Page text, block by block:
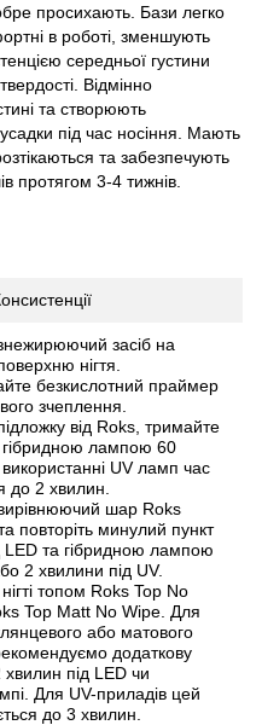
просихають. Бази легко
в роботі, зменшують
середньої густини
Відмінно
та створюють
під час носіння. Мають
та забезпечують
протягом 3-4 тижнів.
засіб на
нігтя.
безкислотний праймер
зчеплення.
від Roks, тримайте
гібридною лампою 60
UV ламп час
до 2 хвилин.
шар Roks
повторіть минулий пункт
та гібридною лампою
2 хвилини під UV.
топом Roks Top No
Top Matt No Wipe. Для
або матового
додаткову
хвилин під LED чи
Для UV-приладів цей
до 3 хвилин.